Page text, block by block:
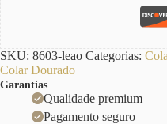
SKU: 8603-leao Categorias:
Colar Dourado
Garantias
Qualidade premium
Pagamento seguro